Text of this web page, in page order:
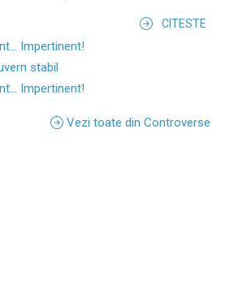
CITESTE
Impertinent!
stabil
Impertinent!
Vezi toate din Controverse